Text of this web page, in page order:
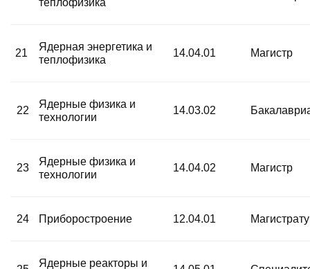
теплофизика
21
Ядерная энергетика и
теплофизика
14.04.01 Магистр
22
Ядерные физика и
технологии
14.03.02
23
Ядерные физика и
технологии
14.04.02 Магистр
24 Приборостроение 12.04.01
Ядерные реакторы и